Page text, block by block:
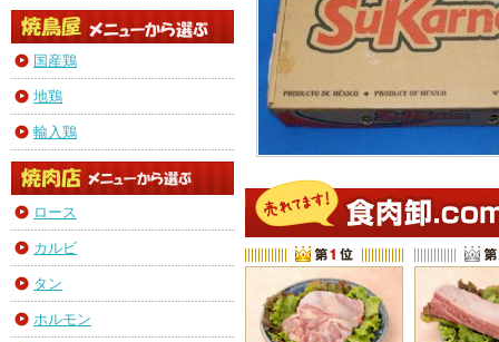
国産鶏
地鶏
輸入鶏
ロース
カルビ
タン
ホルモン